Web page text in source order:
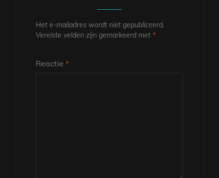
Het e-mailadres wordt niet gepubliceerd.
Vereiste velden zijn gemarkeerd met *
Reactie *